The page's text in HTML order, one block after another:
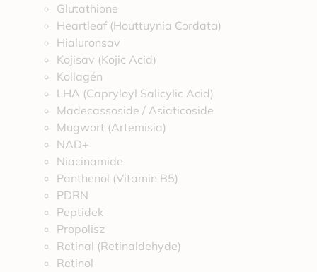
Glutathione
Heartleaf (Houttuynia Cordata)
Hialuronsav
Kojisav (Kojic Acid)
Kollagén
LHA (Capryloyl Salicylic Acid)
Madecassoside / Asiaticoside
Mugwort (Artemisia)
NAD+
Niacinamide
Panthenol (Vitamin B5)
PDRN
Peptidek
Propolisz
Retinal (Retinaldehyde)
Retinol